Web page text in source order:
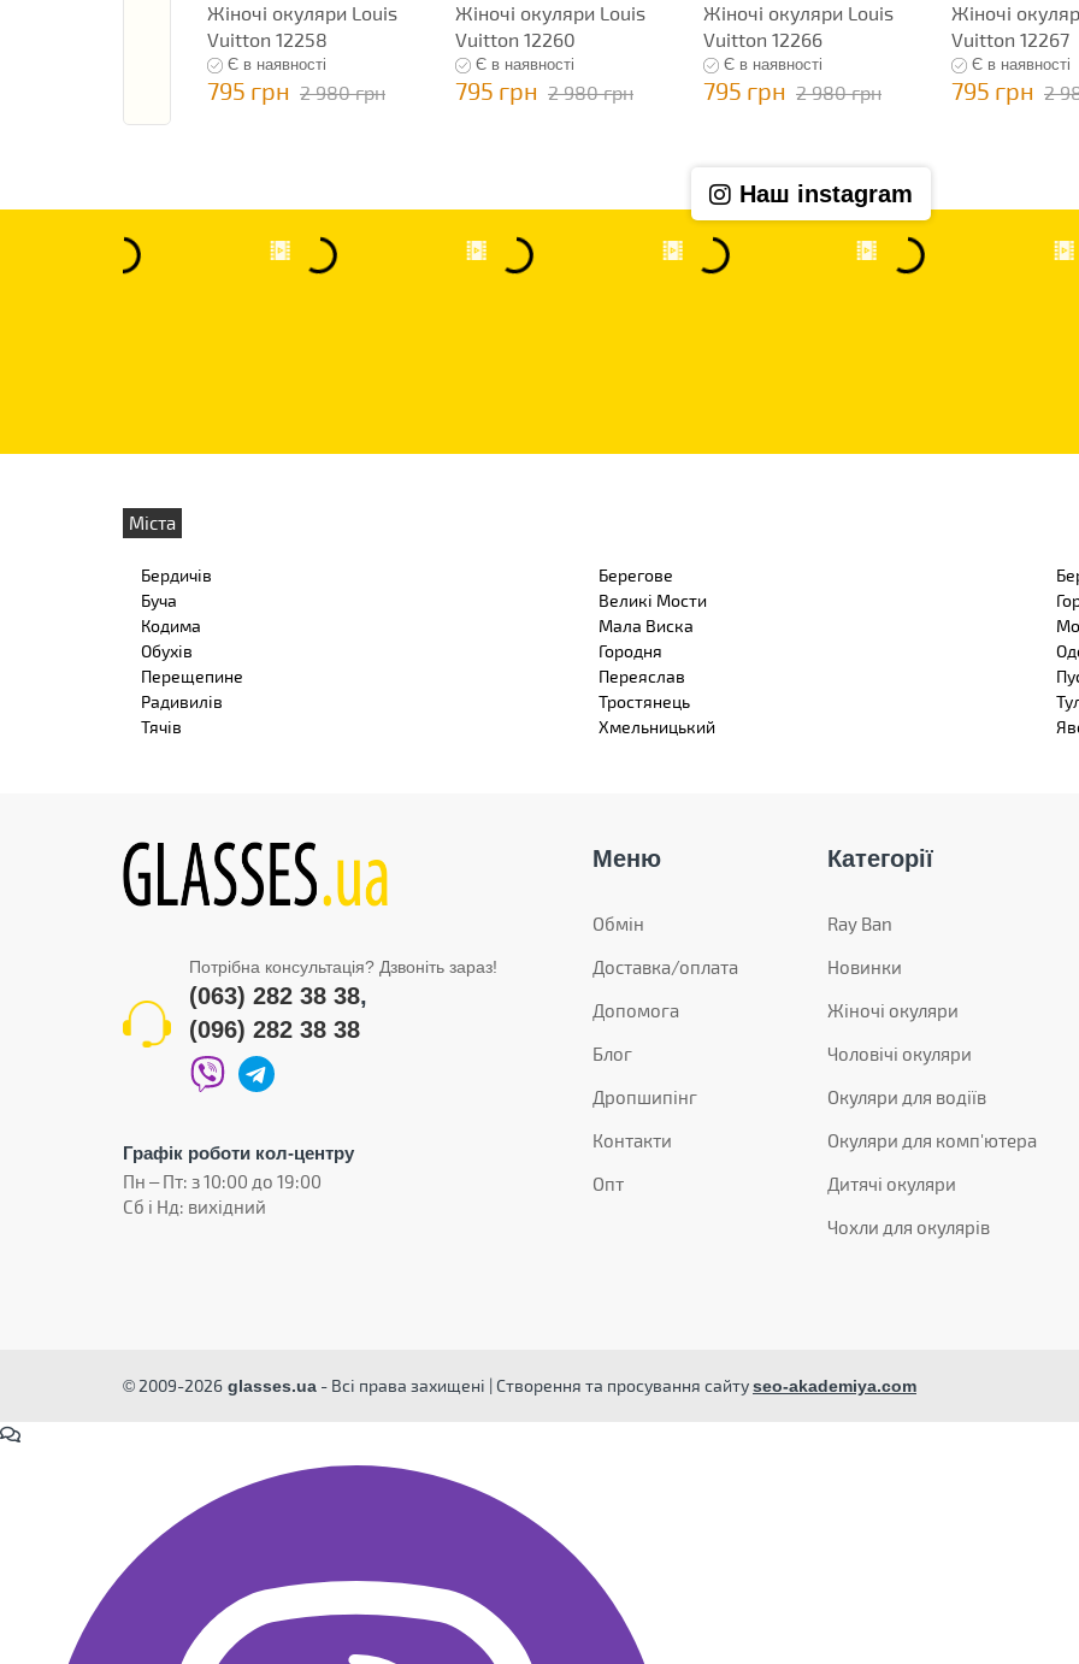
Жіночі окуляри Louis
Vuitton 12258
Є в наявності
795 грн 2 980 грн
Жіночі окуляри Louis
Vuitton 12260
Є в наявності
795 грн 2 980 грн
Жіночі окуляри Louis
Vuitton 12266
Є в наявності
795 грн 2 980 грн
Жіночі
Vuitton 12267
Є в наявності
795 грн 2
Наш instagram
Міста
Бердичів Берегове
Буча
Великі Мости
Кодима
Мала Виска
Обухів
Городня
Перещепине
Переяслав
Радивилів
Тростянець
Тячів
Хмельницький
Потрібна консультація? Дзвоніть зараз!
(063) 282 38 38,
(096) 282 38 38
Графік роботи кол-центру
Пн – Пт: з 10:00 до 19:00
Сб і Нд: вихідний
Меню
Обмін
Доставка/оплата
Допомога
Блог
Дропшипінг
Контакти
Опт
Категорії
Ray Ban
Новинки
Жіночі окуляри
Чоловічі окуляри
Окуляри для водіїв
Окуляри для комп'ютера
Дитячі окуляри
Чохли для окулярів
© 2009-2026 glasses.ua - Всі права захищені | Створення та просування сайтуseo-akademiya.com